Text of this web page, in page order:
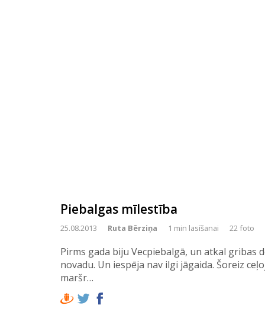
Piebalgas mīlestība
25.08.2013 Ruta Bērziņa 1 min lasīšanai 22 foto
Pirms gada biju Vecpiebalgā, un atkal gribas
novadu. Un iespēja nav ilgi jāgaida. Šoreiz
maršr…